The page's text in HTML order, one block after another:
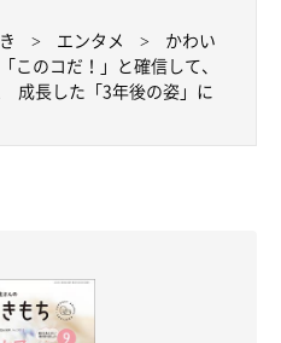
エンタメ
かわい
このコだ！」と確信して、
成長した「3年後の姿」に